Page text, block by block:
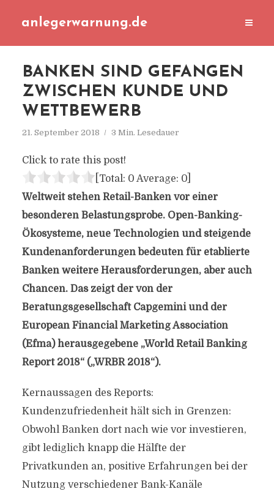
anlegerwarnung.de
BANKEN SIND GEFANGEN
ZWISCHEN KUNDE UND
WETTBEWERB
21. September 2018 3 Min. Lesedauer
Click to rate this post!
[Total: 0 Average: 0]
Weltweit stehen Retail-Banken vor einer
besonderen Belastungsprobe. Open-Banking-
Ökosysteme, neue Technologien und steigende
Kundenanforderungen bedeuten für etablierte
Banken weitere Herausforderungen, aber auch
Chancen. Das zeigt der von der
Beratungsgesellschaft Capgemini und der
European Financial Marketing Association
(Efma) herausgegebene „World Retail Banking
Report 2018“ („WRBR 2018“).
Kernaussagen des Reports:
Kundenzufriedenheit hält sich in Grenzen:
Obwohl Banken dort nach wie vor investieren,
gibt lediglich knapp die Hälfte der
Privatkunden an, positive Erfahrungen bei der
Nutzung verschiedener Bank-Kanäle